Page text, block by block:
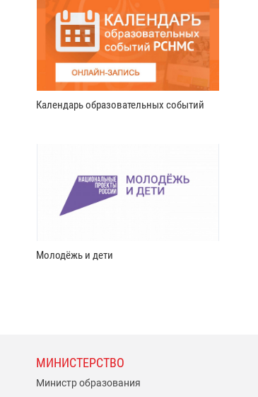
Календарь образовательных событий
Молодёжь и дети
МИНИСТЕРСТВО
Министр образования